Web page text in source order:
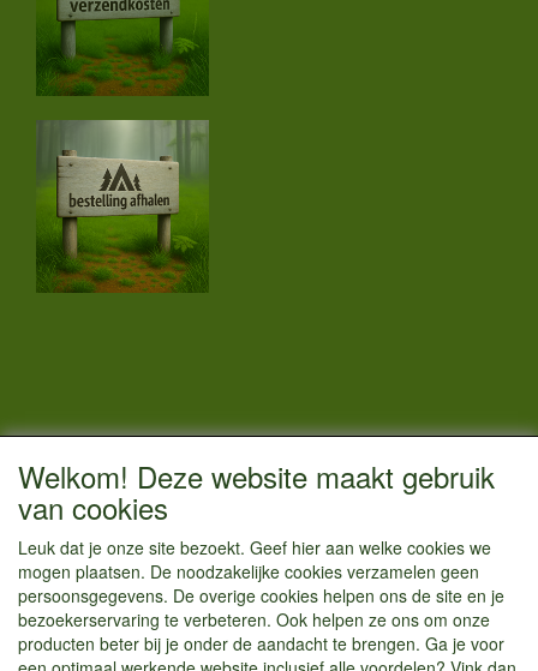
CONTACTGEGEVENS
Vestigingsadres:
Hoofdweg 36
1433 JW Kudelstaart
info@kamperenenzo.nl
Tel : 06 125 82 112
Welkom! Deze website maakt gebruik
van cookies
Leuk dat je onze site bezoekt. Geef hier aan welke cookies we
mogen plaatsen. De noodzakelijke cookies verzamelen geen
persoonsgegevens. De overige cookies helpen ons de site en je
bezoekerservaring te verbeteren. Ook helpen ze ons om onze
producten beter bij je onder de aandacht te brengen. Ga je voor